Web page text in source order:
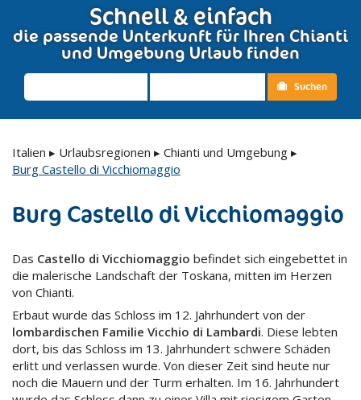
Schnell & einfach
die passende Unterkunft für Ihren Chianti
und Umgebung Urlaub finden
Suchen
Italien ▸ Urlaubsregionen ▸ Chianti und Umgebung ▸
Burg Castello di Vicchiomaggio
Burg Castello di Vicchiomaggio
Das Castello di Vicchiomaggio befindet sich eingebettet in
die malerische Landschaft der Toskana, mitten im Herzen
von Chianti.
Erbaut wurde das Schloss im 12. Jahrhundert von der
lombardischen Familie Vicchio di Lambardi. Diese lebten
dort, bis das Schloss im 13. Jahrhundert schwere Schäden
erlitt und verlassen wurde. Von dieser Zeit sind heute nur
noch die Mauern und der Turm erhalten. Im 16. Jahrhundert